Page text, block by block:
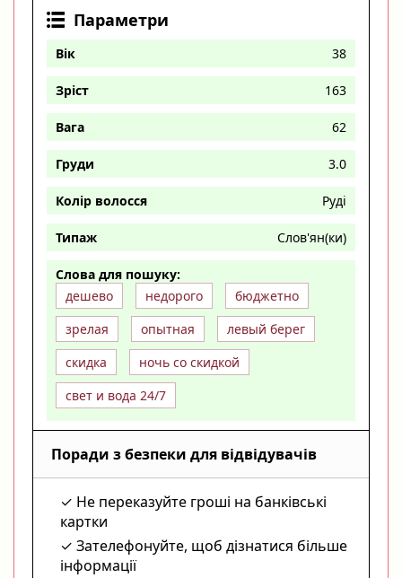
Параметри
Вік 38
Зріст 163
Вага 62
Груди 3.0
Колір волосся Руді
Типаж Слов'ян(ки)
Слова для пошуку:
дешево
недорого
бюджетно
зрелая
опытная
левый берег
скидка
ночь со скидкой
свет и вода 24/7
Поради з безпеки для відвідувачів
Не переказуйте гроші на банківські
картки
Зателефонуйте, щоб дізнатися більше
інформації